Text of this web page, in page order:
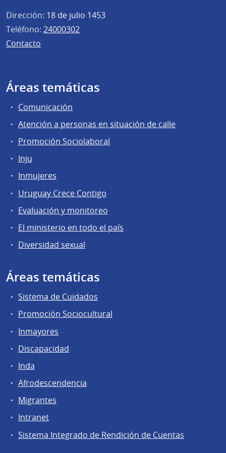
Dirección: 18 de julio 1453
Teléfono: 24000302
Contacto
Áreas temáticas
Comunicación
Atención a personas en situación de calle
Promoción Sociolaboral
Inju
Inmujeres
Uruguay Crece Contigo
Evaluación y monitoreo
El ministerio en todo el país
Diversidad sexual
Áreas temáticas
Sistema de Cuidados
Promoción Sociocultural
Inmayores
Discapacidad
Inda
Afrodescendencia
Migrantes
Intranet
Sistema Integrado de Rendición de Cuentas